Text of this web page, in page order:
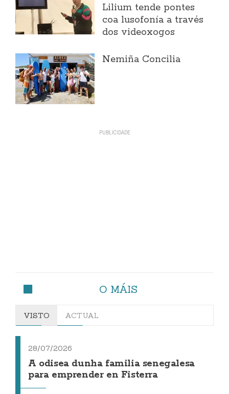
Lilium tende pontes
coa lusofonía a través
dos videoxogos
Nemiña Concilia
O MÁIS
VISTO ACTUAL
28/07/2026
A odisea dunha familia senegalesa
para emprender en Fisterra